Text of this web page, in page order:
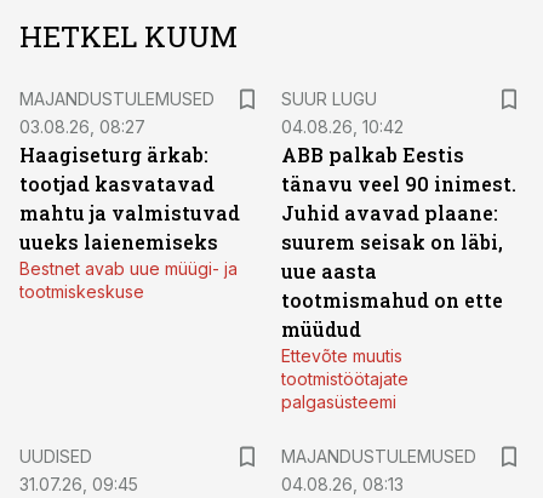
HETKEL KUUM
MAJANDUSTULEMUSED
03.08.26, 08:27
Haagiseturg ärkab:
tootjad kasvatavad
mahtu ja valmistuvad
uueks laienemiseks
Bestnet avab uue müügi- ja
tootmiskeskuse
SUUR LUGU
04.08.26, 10:42
ABB palkab Eestis
tänavu veel 90 inimest.
Juhid avavad plaane:
suurem seisak on läbi,
uue aasta
tootmismahud on ette
müüdud
Ettevõte muutis
tootmistöötajate
palgasüsteemi
UUDISED
31.07.26, 09:45
MAJANDUSTULEMUSED
04.08.26, 08:13